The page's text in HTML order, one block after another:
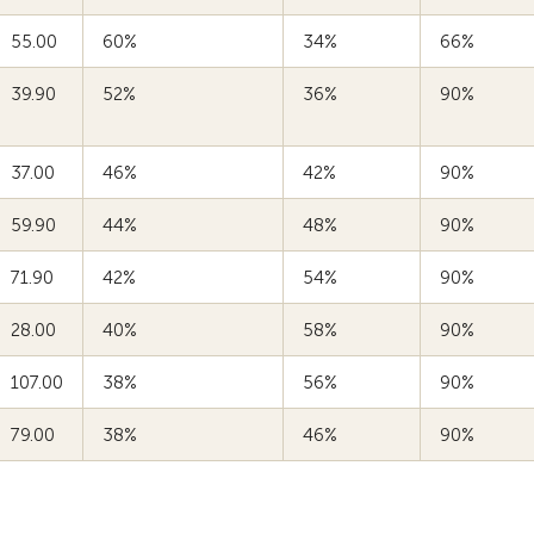
55.00 60% 34% 66%
39.90 52% 36% 90%
37.00 46% 42% 90%
59.90 44% 48% 90%
71.90 42% 54% 90%
28.00 40% 58% 90%
107.00 38% 56% 90%
79.00 38% 46% 90%